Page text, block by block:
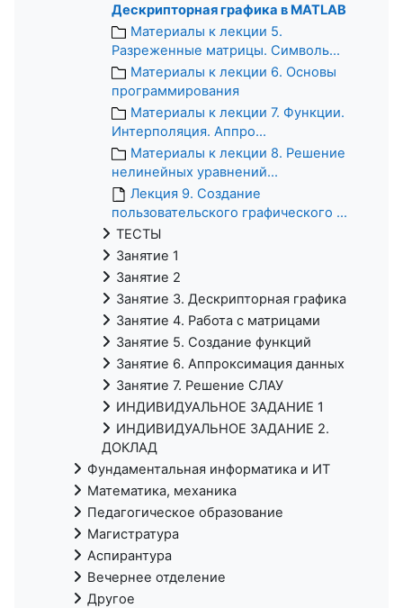
Дескрипторная графика в MATLAB
Материалы к лекции 5.
Разреженные матрицы. Символь...
Материалы к лекции 6. Основы
программирования
Материалы к лекции 7. Функции.
Интерполяция. Аппро...
Материалы к лекции 8. Решение
нелинейных уравнений...
Лекция 9. Создание
пользовательского графического ...
ТЕСТЫ
Занятие 1
Занятие 2
Занятие 3. Дескрипторная графика
Занятие 4. Работа с матрицами
Занятие 5. Создание функций
Занятие 6. Аппроксимация данных
Занятие 7. Решение СЛАУ
ИНДИВИДУАЛЬНОЕ ЗАДАНИЕ 1
ИНДИВИДУАЛЬНОЕ ЗАДАНИЕ 2.
ДОКЛАД
Фундаментальная информатика и ИТ
Математика, механика
Педагогическое образование
Магистратура
Аспирантура
Вечернее отделение
Другое